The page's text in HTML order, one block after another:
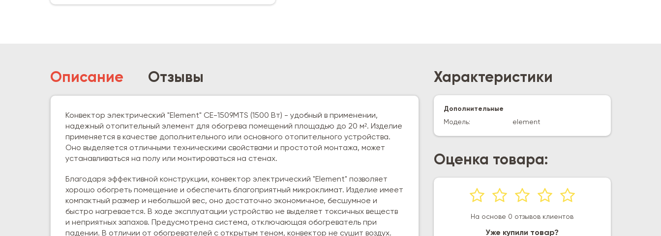
Описание Отзывы
Конвектор электрический "Element" CE-1509MTS (1500 Вт) - удобный в применении,
надежный отопительный элемент для обогрева помещений площадью до 20 м². Изделие
применяется в качестве дополнительного или основного отопительного устройства.
Оно выделяется отличными техническими свойствами и простотой монтажа, может
устанавливаться на полу или монтироваться на стенах.
Благодаря эффективной конструкции, конвектор электрический "Element" позволяет
хорошо обогреть помещение и обеспечить благоприятный микроклимат. Изделие имеет
компактный размер и небольшой вес, оно достаточно экономичное, бесшумное и
быстро нагревается. В ходе эксплуатации устройство не выделяет токсичных веществ
и неприятных запахов. Предусмотрена система, отключающая обогреватель при
падении. В отличии от обогревателей с открытым теном, конвектор не сушит воздух.
Характеристики
Дополнительные
Модель:
element
Оценка товара:
На основе 0 отзывов клиентов
Уже купили товар?